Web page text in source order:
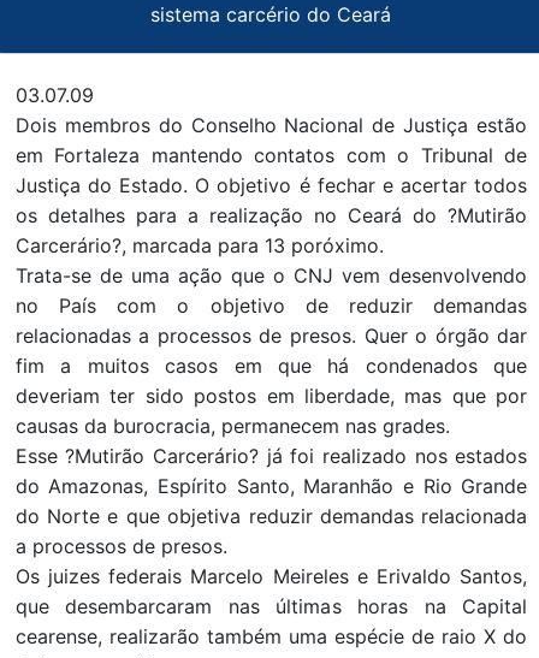
sistema carcério do Ceará
03.07.09
Dois membros do Conselho Nacional de Justiça estão
em Fortaleza mantendo contatos com o Tribunal de
Justiça do Estado. O objetivo é fechar e acertar todos
os detalhes para a realização no Ceará do ?Mutirão
Carcerário?, marcada para 13 poróximo.
Trata-se de uma ação que o CNJ vem desenvolvendo
no País com o objetivo de reduzir demandas
relacionadas a processos de presos. Quer o órgão dar
fim a muitos casos em que há condenados que
deveriam ter sido postos em liberdade, mas que por
causas da burocracia, permanecem nas grades.
Esse ?Mutirão Carcerário? já foi realizado nos estados
do Amazonas, Espírito Santo, Maranhão e Rio Grande
do Norte e que objetiva reduzir demandas relacionada
a processos de presos.
Os juizes federais Marcelo Meireles e Erivaldo Santos,
que desembarcaram nas últimas horas na Capital
cearense, realizarão também uma espécie de raio X do